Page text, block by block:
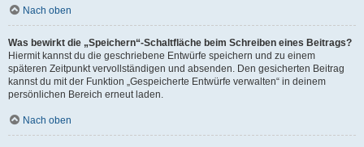
Nach oben
Was bewirkt die „Speichern“-Schaltfläche beim Schreiben eines Beitrags?
Hiermit kannst du die geschriebene Entwürfe speichern und zu einem
späteren Zeitpunkt vervollständigen und absenden. Den gesicherten Beitrag
kannst du mit der Funktion „Gespeicherte Entwürfe verwalten“ in deinem
persönlichen Bereich erneut laden.
Nach oben